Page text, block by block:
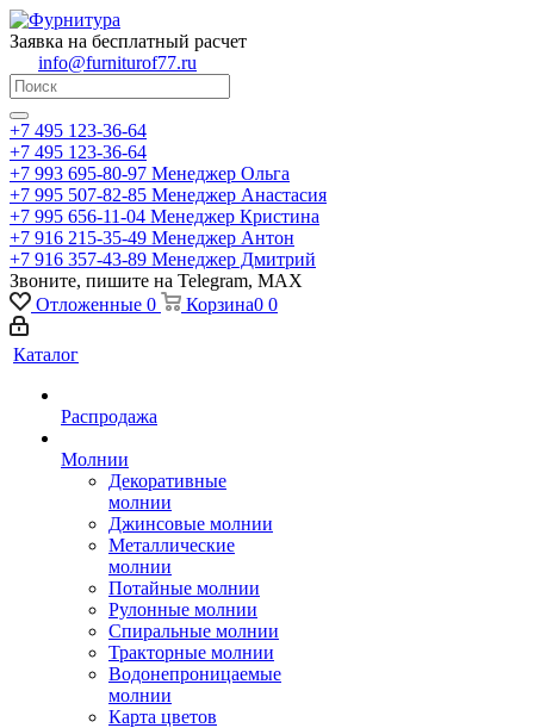
Заявка на бесплатный расчет
info@furniturof77.ru
+7 495 123-36-64
+7 495 123-36-64
+7 993 695-80-97 Менеджер Ольга
+7 995 507-82-85 Менеджер Анастасия
+7 995 656-11-04 Менеджер Кристина
+7 916 215-35-49 Менеджер Антон
+7 916 357-43-89 Менеджер Дмитрий
Звоните, пишите на Telegram, MAX
Отложенные 0 Корзина0 0
Каталог
Распродажа
Молнии
Декоративные
молнии
Джинсовые молнии
Металлические
молнии
Потайные молнии
Рулонные молнии
Спиральные молнии
Тракторные молнии
Водонепроницаемые
молнии
Карта цветов